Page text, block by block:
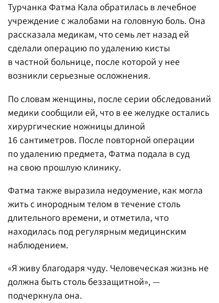
Турчанка Фатма Кала обратилась в лечебное
учреждение с жалобами на головную боль. Она
рассказала медикам, что семь лет назад ей
сделали операцию по удалению кисты
в частной больнице, после которой у нее
возникли серьезные осложнения.
По словам женщины, после серии обследований
медики сообщили ей, что в ее желудке остались
хирургические ножницы длиной
16 сантиметров. После повторной операции
по удалению предмета, Фатма подала в суд
на свою прошлую клинику.
Фатма также выразила недоумение, как могла
жить с инородным телом в течение столь
длительного времени, и отметила, что
находилась под регулярным медицинским
наблюдением.
«Я живу благодаря чуду. Человеческая жизнь не
должна быть столь беззащитной», —
подчеркнула она.